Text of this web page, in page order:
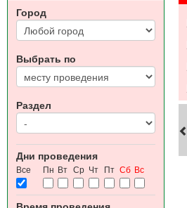
Город
Выбрать по
Раздел
Дни проведения
Все Пн Вт Ср Чт Пт Сб Вс